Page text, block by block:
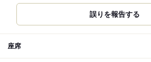
誤りを報告する
座席